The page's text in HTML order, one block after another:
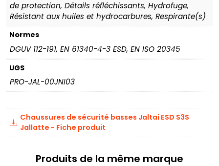
de protection, Détails réfléchissants, Hydrofuge,
Résistant aux huiles et hydrocarbures, Respirante(s)
Normes
DGUV 112-191, EN 61340-4-3 ESD, EN ISO 20345
UGS
PRO-JAL-00JNI03
Chaussures de sécurité basses Jaltai ESD S3S
Jallatte - Fiche produit
Produits de la même marque